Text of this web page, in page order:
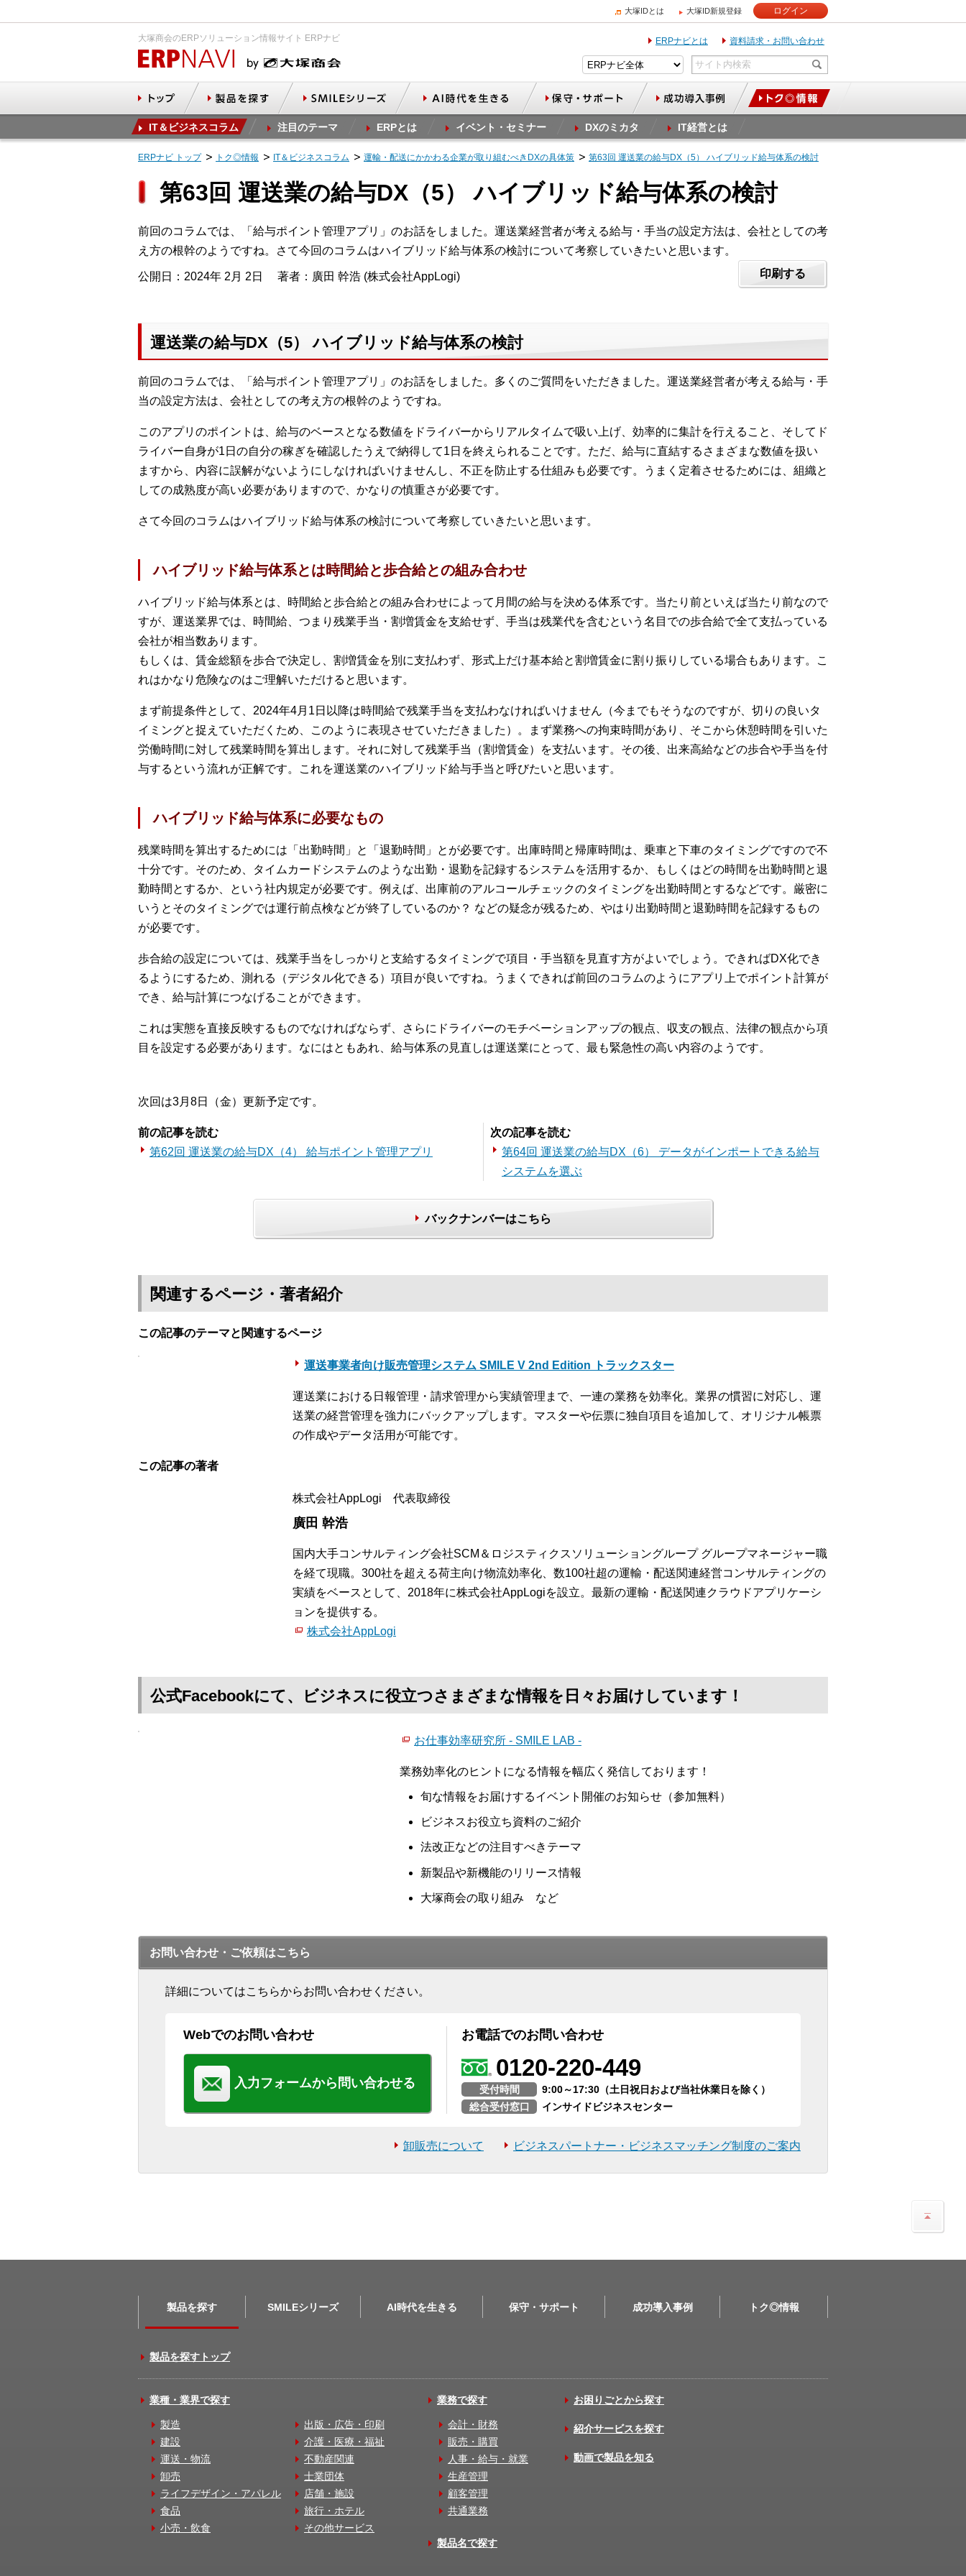
大塚IDとは 大塚ID新規登録 ログイン
大塚商会のERPソリューション情報サイト ERPナビ ERPナビとは 資料請求・お問い合わせ
IT＆ビジネスコラム 注目のテーマ ERPとは イベント・セミナー DXのミカタ IT経営とは
ERPナビ トップ トク◎情報 IT＆ビジネスコラム 運輸・配送にかかわる企業が取り組むべきDXの具体策 第63回 運送業の給与DX（5） ハイブリッド給与体系の検討
第63回 運送業の給与DX（5） ハイブリッド給与体系の検討
前回のコラムでは、「給与ポイント管理アプリ」のお話をしました。運送業経営者が考える給与・手当の設定方法は、会社としての考
え方の根幹のようですね。さて今回のコラムはハイブリッド給与体系の検討について考察していきたいと思います。
公開日：2024年 2月 2日 著者：廣田 幹浩 (株式会社AppLogi) 印刷する
運送業の給与DX（5） ハイブリッド給与体系の検討
前回のコラムでは、「給与ポイント管理アプリ」のお話をしました。多くのご質問をいただきました。運送業経営者が考える給与・手
当の設定方法は、会社としての考え方の根幹のようですね。
このアプリのポイントは、給与のベースとなる数値をドライバーからリアルタイムで吸い上げ、効率的に集計を行えること、そしてド
ライバー自身が1日の自分の稼ぎを確認したうえで納得して1日を終えられることです。ただ、給与に直結するさまざまな数値を扱い
ますから、内容に誤解がないようにしなければいけませんし、不正を防止する仕組みも必要です。うまく定着させるためには、組織と
しての成熟度が高い必要がありますので、かなりの慎重さが必要です。
さて今回のコラムはハイブリッド給与体系の検討について考察していきたいと思います。
ハイブリッド給与体系とは時間給と歩合給との組み合わせ
ハイブリッド給与体系とは、時間給と歩合給との組み合わせによって月間の給与を決める体系です。当たり前といえば当たり前なので
すが、運送業界では、時間給、つまり残業手当・割増賃金を支給せず、手当は残業代を含むという名目での歩合給で全て支払っている
会社が相当数あります。
もしくは、賃金総額を歩合で決定し、割増賃金を別に支払わず、形式上だけ基本給と割増賃金に割り振りしている場合もあります。こ
れはかなり危険なのはご理解いただけると思います。
まず前提条件として、2024年4月1日以降は時間給で残業手当を支払わなければいけません（今までもそうなのですが、切りの良いタ
イミングと捉えていただくため、このように表現させていただきました）。まず業務への拘束時間があり、そこから休憩時間を引いた
労働時間に対して残業時間を算出します。それに対して残業手当（割増賃金）を支払います。その後、出来高給などの歩合や手当を付
与するという流れが正解です。これを運送業のハイブリッド給与手当と呼びたいと思います。
ハイブリッド給与体系に必要なもの
残業時間を算出するためには「出勤時間」と「退勤時間」とが必要です。出庫時間と帰庫時間は、乗車と下車のタイミングですので不
十分です。そのため、タイムカードシステムのような出勤・退勤を記録するシステムを活用するか、もしくはどの時間を出勤時間と退
勤時間とするか、という社内規定が必要です。例えば、出庫前のアルコールチェックのタイミングを出勤時間とするなどです。厳密に
いうとそのタイミングでは運行前点検などが終了しているのか？ などの疑念が残るため、やはり出勤時間と退勤時間を記録するもの
が必要です。
歩合給の設定については、残業手当をしっかりと支給するタイミングで項目・手当額を見直す方がよいでしょう。できればDX化でき
るようにするため、測れる（デジタル化できる）項目が良いですね。うまくできれば前回のコラムのようにアプリ上でポイント計算が
でき、給与計算につなげることができます。
これは実態を直接反映するものでなければならず、さらにドライバーのモチベーションアップの観点、収支の観点、法律の観点から項
目を設定する必要があります。なにはともあれ、給与体系の見直しは運送業にとって、最も緊急性の高い内容のようです。
次回は3月8日（金）更新予定です。
前の記事を読む
第62回 運送業の給与DX（4） 給与ポイント管理アプリ
次の記事を読む
第64回 運送業の給与DX（6） データがインポートできる給与
システムを選ぶ
バックナンバーはこちら
関連するページ・著者紹介
この記事のテーマと関連するページ
運送事業者向け販売管理システム SMILE V 2nd Edition トラックスター
運送業における日報管理・請求管理から実績管理まで、一連の業務を効率化。業界の慣習に対応し、運
送業の経営管理を強力にバックアップします。マスターや伝票に独自項目を追加して、オリジナル帳票
の作成やデータ活用が可能です。
この記事の著者
株式会社AppLogi 代表取締役
廣田 幹浩
国内大手コンサルティング会社SCM＆ロジスティクスソリューショングループ グループマネージャー職
を経て現職。300社を超える荷主向け物流効率化、数100社超の運輸・配送関連経営コンサルティングの
実績をベースとして、2018年に株式会社AppLogiを設立。最新の運輸・配送関連クラウドアプリケーシ
ョンを提供する。
株式会社AppLogi
公式Facebookにて、ビジネスに役立つさまざまな情報を日々お届けしています！
お仕事効率研究所 - SMILE LAB -
業務効率化のヒントになる情報を幅広く発信しております！
旬な情報をお届けするイベント開催のお知らせ（参加無料）
ビジネスお役立ち資料のご紹介
法改正などの注目すべきテーマ
新製品や新機能のリリース情報
大塚商会の取り組み など
お問い合わせ・ご依頼はこちら
詳細についてはこちらからお問い合わせください。
Webでのお問い合わせ
入力フォームから問い合わせる
お電話でのお問い合わせ
0120-220-449
受付時間
9:00～17:30（土日祝日および当社休業日を除く）
総合受付窓口
インサイドビジネスセンター
卸販売について ビジネスパートナー・ビジネスマッチング制度のご案内
製品を探す SMILEシリーズ AI時代を生きる 保守・サポート 成功導入事例 トク◎情報
製品を探すトップ
業種・業界で探す
製造
建設
運送・物流
卸売
ライフデザイン・アパレル
食品
小売・飲食
出版・広告・印刷
介護・医療・福祉
不動産関連
士業団体
店舗・施設
旅行・ホテル
その他サービス
業務で探す
会計・財務
販売・購買
人事・給与・就業
生産管理
顧客管理
共通業務
製品名で探す
お困りごとから探す
紹介サービスを探す
動画で製品を知る